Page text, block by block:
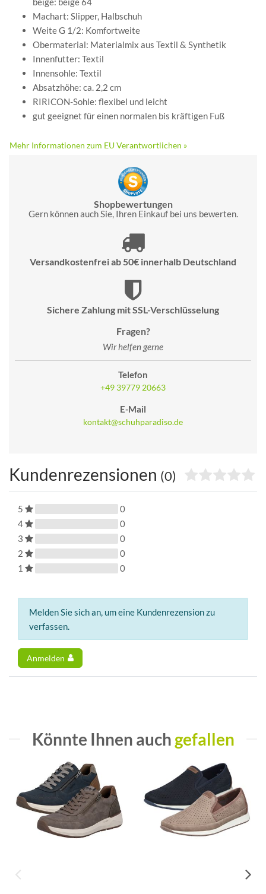
Machart: Slipper, Halbschuh
Weite G 1/2: Komfortweite
Obermaterial: Materialmix aus Textil & Synthetik
Innenfutter: Textil
Innensohle: Textil
Absatzhöhe: ca. 2,2 cm
RIRICON-Sohle: flexibel und leicht
gut geeignet für einen normalen bis kräftigen Fuß
Mehr Informationen zum EU Verantwortlichen »
Shopbewertungen
Gern können auch Sie, Ihren Einkauf bei uns bewerten.
Versandkostenfrei ab 50€ innerhalb Deutschland
Sichere Zahlung mit SSL-Verschlüsselung
Fragen?
Wir helfen gerne
Telefon
+49 39779 20663
E-Mail
kontakt@schuhparadiso.de
Kundenrezensionen (0)
5
0
4
0
3
0
2
0
1
0
Melden Sie sich an, um eine Kundenrezension zu
verfassen.
Anmelden
Könnte Ihnen auch gefallen